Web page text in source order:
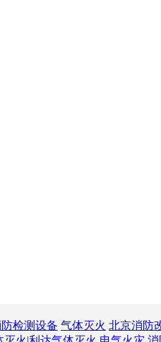
检测设备 气体灭火 北京消防